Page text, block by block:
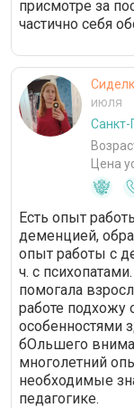
присмотре за
частично себя
июля
Цена
Есть опыт
деменцией,
опыт работы с
ч. с
помогала
работе подхожу
особенностями
бОльшего
многолетний
необходимые
педагогике.